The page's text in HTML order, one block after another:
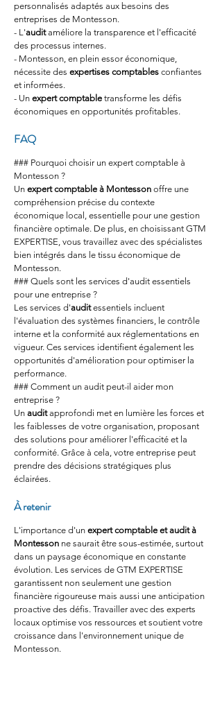
personnalisés adaptés aux besoins des
entreprises de Montesson.
- L'audit améliore la transparence et l'efficacité
des processus internes.
- Montesson, en plein essor économique,
nécessite des expertises comptables confiantes
et informées.
- Un expert comptable transforme les défis
économiques en opportunités profitables.
FAQ
### Pourquoi choisir un expert comptable à
Montesson ?
Un expert comptable à Montesson offre une
compréhension précise du contexte
économique local, essentielle pour une gestion
financière optimale. De plus, en choisissant GTM
EXPERTISE, vous travaillez avec des spécialistes
bien intégrés dans le tissu économique de
Montesson.
### Quels sont les services d'audit essentiels
pour une entreprise ?
Les services d'audit essentiels incluent
l'évaluation des systèmes financiers, le contrôle
interne et la conformité aux réglementations en
vigueur. Ces services identifient également les
opportunités d'amélioration pour optimiser la
performance.
### Comment un audit peut-il aider mon
entreprise ?
Un audit approfondi met en lumière les forces et
les faiblesses de votre organisation, proposant
des solutions pour améliorer l'efficacité et la
conformité. Grâce à cela, votre entreprise peut
prendre des décisions stratégiques plus
éclairées.
À retenir
L'importance d'un expert comptable et audit à
Montesson ne saurait être sous-estimée, surtout
dans un paysage économique en constante
évolution. Les services de GTM EXPERTISE
garantissent non seulement une gestion
financière rigoureuse mais aussi une anticipation
proactive des défis. Travailler avec des experts
locaux optimise vos ressources et soutient votre
croissance dans l'environnement unique de
Montesson.